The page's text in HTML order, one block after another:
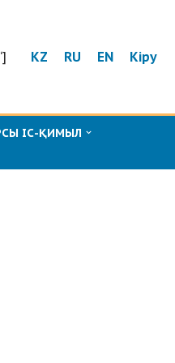
KZ RU EN Кіру
ІС-ҚИМЫЛ